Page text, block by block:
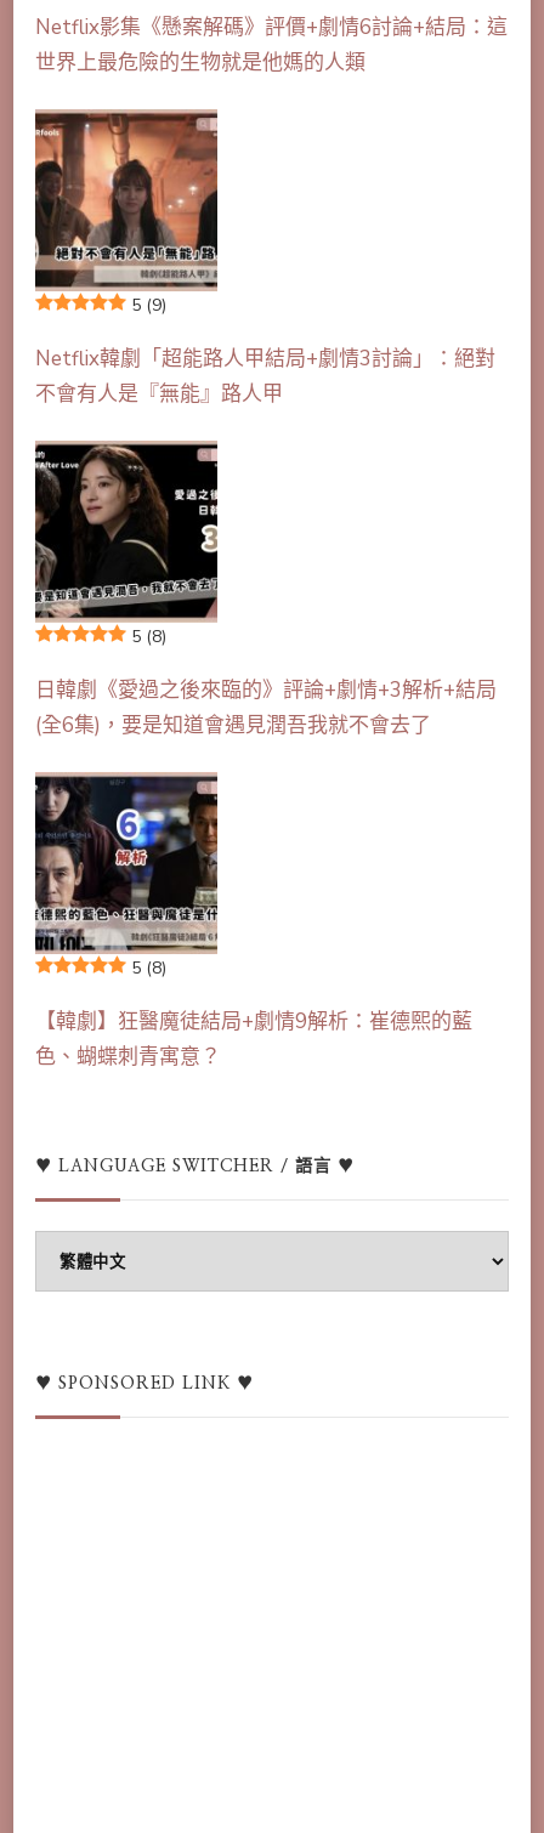
Netflix影集《懸案解碼》評價+劇情6討論+結局：這
世界上最危險的生物就是他媽的人類
5 (9)
Netflix韓劇「超能路人甲結局+劇情3討論」：絕對
不會有人是『無能』路人甲
5 (8)
日韓劇《愛過之後來臨的》評論+劇情+3解析+結局
(全6集)，要是知道會遇見潤吾我就不會去了
5 (8)
【韓劇】狂醫魔徒結局+劇情9解析：崔德熙的藍
色、蝴蝶刺青寓意？
♥ LANGUAGE SWITCHER / 語言 ♥
語
言
♥ SPONSORED LINK ♥